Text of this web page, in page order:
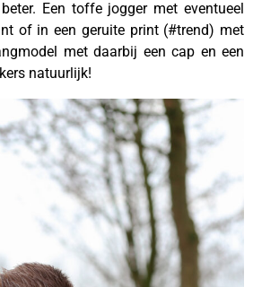
Een toffe jogger met eventueel
of in een geruite print (#trend) met
met daarbij een cap en een
natuurlijk!